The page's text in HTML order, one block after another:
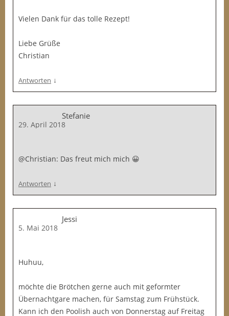
Vielen Dank für das tolle Rezept!
Liebe Grüße
Christian
Antworten ↓
Stefanie
29. April 2018
@Christian: Das freut mich mich 😀
Antworten ↓
Jessi
5. Mai 2018
Huhuu,
möchte die Brötchen gerne auch mit geformter
Übernachtgare machen, für Samstag zum Frühstück.
Kann ich den Poolish auch von Donnerstag auf Freitag